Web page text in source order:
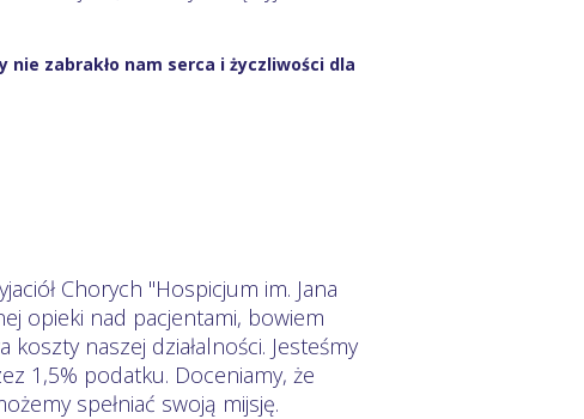
nie zabrakło nam serca i życzliwości dla
Chorych "Hospicjum im. Jana
opieki nad pacjentami, bowiem
naszej działalności. Jesteśmy
1,5% podatku. Doceniamy, że
spełniać swoją mijsję.